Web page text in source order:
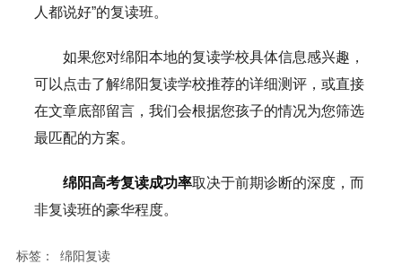
人都说好”的复读班。
如果您对绵阳本地的复读学校具体信息感兴趣，
可以点击了解绵阳复读学校推荐的详细测评，或直接
在文章底部留言，我们会根据您孩子的情况为您筛选
最匹配的方案。
绵阳高考复读成功率取决于前期诊断的深度，而
非复读班的豪华程度。
标签： 绵阳复读